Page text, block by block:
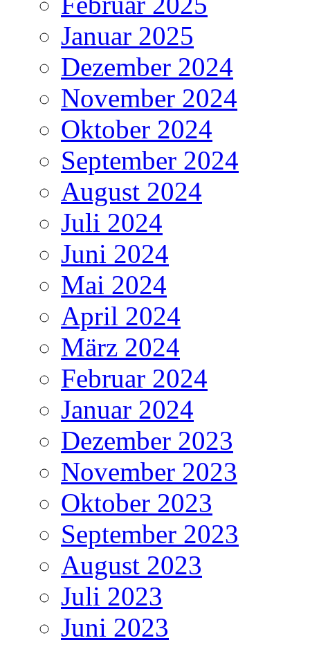
Januar 2025
Dezember 2024
November 2024
Oktober 2024
September 2024
August 2024
Juli 2024
Juni 2024
Mai 2024
April 2024
März 2024
Februar 2024
Januar 2024
Dezember 2023
November 2023
Oktober 2023
September 2023
August 2023
Juli 2023
Juni 2023